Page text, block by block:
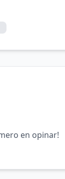
en opinar!